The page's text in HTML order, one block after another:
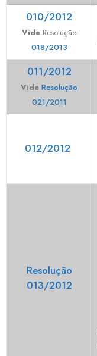
010/2012
Vide Resolução
018/2013
011/2012
Vide Resolução
021/2011
012/2012
Resolução
013/2012